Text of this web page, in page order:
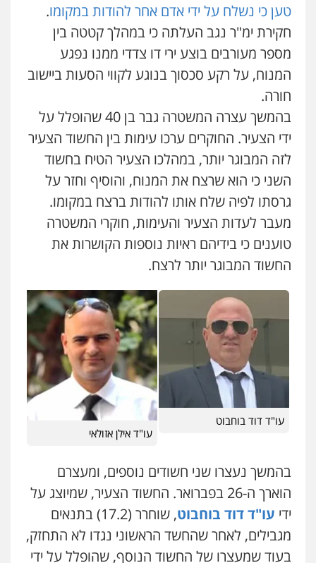
עו"ד אלון ארז
פלילי צבאי סמים אלימות במשפחה צווארון
לבן
0507368203
פלילי מעצרים וחקירות עבירות המתה עורכי
דין לענייני אסירים
0507913332
עו"ד איהאב ג'לג'ולי
מעצרים וחקירות עורכי דין לענייני
אסירים
0505216700
עו"ד שלומי שרון
0547342002
עו"ד אלון קריטי
פלילי אלימות סמים מעצרים
0525544654
מנשה, אלמוג – עורכי דין
עבירות תנועה צווארון לבן
עורכי דין לענייני אסירים מעצרים וחקירות
עו"ד זוהר ארבל
פלילי פשיעה חמורה מעצרים וחקירות
קטינים
0538788878
טען כי נשלח על ידי אדם אחר להודות במקומו.
חקירת ימ"ר נגב העלתה כי במהלך קטטה בין
מספר מעורבים בוצע ירי דו צדדי ממנו נפגע
המנוח, על רקע סכסוך בנוגע לקווי הסעות ביישוב
חורה.
בהמשך עצרה המשטרה גבר בן 40 שהופלל על
ידי הצעיר. החוקרים ערכו עימות בין החשוד הצעיר
לזה המבוגר יותר, במהלכו הצעיר הטיח בחשוד
השני כי הוא שרצח את המנוח, והוסיף וחזר על
גרסתו לפיה שלח אותו להודות ברצח במקומו.
מעבר לעדות הצעיר והעימות, חוקרי המשטרה
טוענים כי בידיהם ראיות נוספות הקושרות את
החשוד המבוגר יותר לרצח.
עו"ד דוד בוחבוט
עו"ד אילן אזולאי
בהמשך נעצרו שני חשודים נוספים, ומעצרם
הוארך ה-26 בפברואר. החשוד הצעיר, שמיוצג על
ידי עו"ד דוד בוחבוט
, שוחרר (17.2) בתנאים
מגבילים, לאחר שהחשד הראשוני נגדו לא התחזק,
בעוד שמעצרו של החשוד הנוסף, שהופלל על ידי
עו"ד אורנת קמרון
עורכי דין לענייני אסירים
משפחה נוער
0505417090
תעבורה
0507120031
עו"ד אייל אביטל
פלילי פשיעה חמורה מעצרים וחקירות
0544712201
עו"ד בועז קניג
פלילי משפחה כלכלי
0507003001
ויקי שמואל – משרד עו"ד
פלילי משפט פלילי
0528959600
קורל קרוז – עורך דין פלילי
עו"ד עלי סעדי
ומעצרים
0508824984